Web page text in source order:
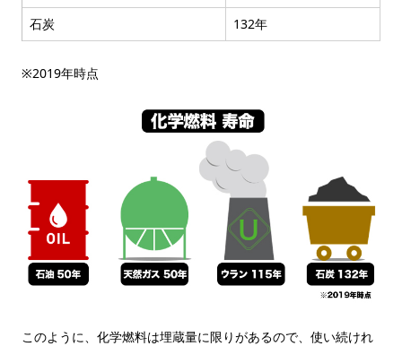
石炭 132年
※2019年時点
このように、化学燃料は埋蔵量に限りがあるので、使い続けれ